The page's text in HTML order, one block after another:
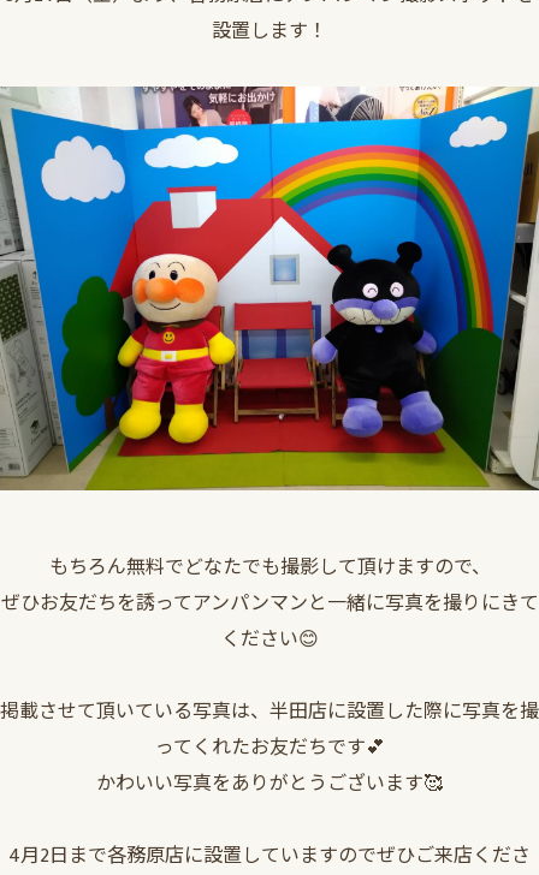
設置します！
もちろん無料でどなたでも撮影して頂けますので、
ぜひお友だちを誘ってアンパンマンと一緒に写真を撮りにきて
ください😊
掲載させて頂いている写真は、半田店に設置した際に写真を撮
ってくれたお友だちです💕
かわいい写真をありがとうございます🥰
4月2日まで各務原店に設置していますのでぜひご来店くださ